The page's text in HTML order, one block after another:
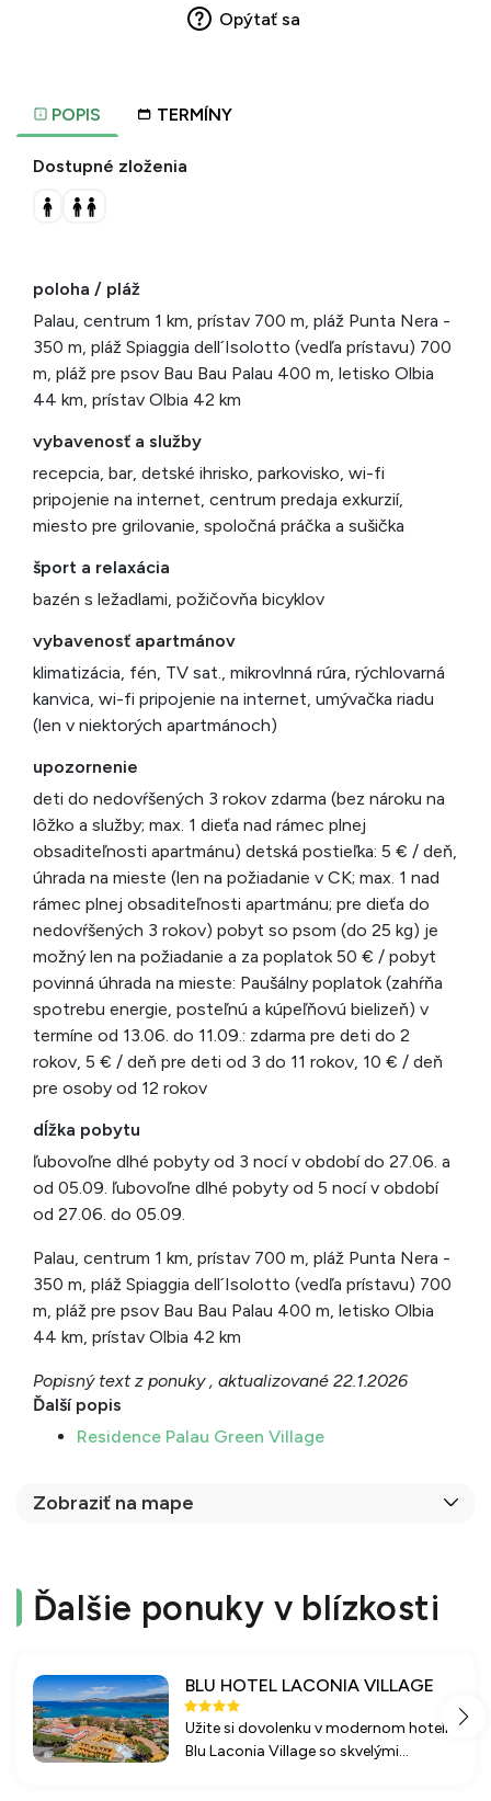
POPIS TERMÍNY
Dostupné zloženia
poloha / pláž
Palau, centrum 1 km, prístav 700 m, pláž Punta Nera -
350 m, pláž Spiaggia dell´Isolotto (vedľa prístavu) 700
m, pláž pre psov Bau Bau Palau 400 m, letisko Olbia
44 km, prístav Olbia 42 km
vybavenosť a služby
recepcia, bar, detské ihrisko, parkovisko, wi-fi
pripojenie na internet, centrum predaja exkurzií,
miesto pre grilovanie, spoločná práčka a sušička
šport a relaxácia
bazén s ležadlami, požičovňa bicyklov
vybavenosť apartmánov
klimatizácia, fén, TV sat., mikrovlnná rúra, rýchlovarná
kanvica, wi-fi pripojenie na internet, umývačka riadu
(len v niektorých apartmánoch)
upozornenie
deti do nedovŕšených 3 rokov zdarma (bez nároku na
lôžko a služby; max. 1 dieťa nad rámec plnej
obsaditeľnosti apartmánu) detská postieľka: 5 € / deň,
úhrada na mieste (len na požiadanie v CK; max. 1 nad
rámec plnej obsaditeľnosti apartmánu; pre dieťa do
nedovŕšených 3 rokov) pobyt so psom (do 25 kg) je
možný len na požiadanie a za poplatok 50 € / pobyt
povinná úhrada na mieste: Paušálny poplatok (zahŕňa
spotrebu energie, posteľnú a kúpeľňovú bielizeň) v
termíne od 13.06. do 11.09.: zdarma pre deti do 2
rokov, 5 € / deň pre deti od 3 do 11 rokov, 10 € / deň
pre osoby od 12 rokov
dĺžka pobytu
ľubovoľne dlhé pobyty od 3 nocí v období do 27.06. a
od 05.09. ľubovoľne dlhé pobyty od 5 nocí v období
od 27.06. do 05.09.
Palau, centrum 1 km, prístav 700 m, pláž Punta Nera -
350 m, pláž Spiaggia dell´Isolotto (vedľa prístavu) 700
m, pláž pre psov Bau Bau Palau 400 m, letisko Olbia
44 km, prístav Olbia 42 km
Popisný text z ponuky , aktualizované 22.1.2026
Ďalší popis
Residence Palau Green Village
Zobraziť na mape
Opýtať sa
Ďalšie ponuky v blízkosti
BLU HOTEL LACONIA VILLAGE
Užite si dovolenku v modernom hoteli
Blu Laconia Village so skvelými